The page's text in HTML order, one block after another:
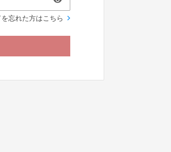
忘れた方はこちら